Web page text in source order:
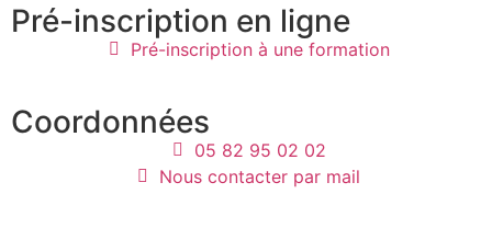
Pré-inscription en ligne
Pré-inscription à une formation
Coordonnées
05 82 95 02 02
Nous contacter par mail